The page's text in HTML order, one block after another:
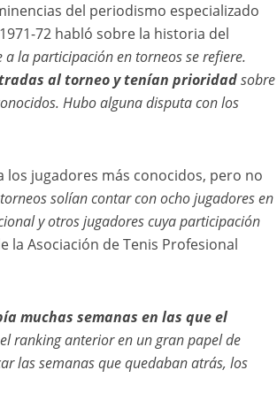
del periodismo especializado
72 habló sobre la historia del
a la participación en torneos se refiere.
al torneo y tenían prioridadsobre
Hubo alguna disputa con los
jugadores más conocidos, pero no
solían contar con ocho jugadores en
y otros jugadores cuya participación
la Asociación de Tenis Profesional
muchas semanas en las que el
ranking anterior en un gran papel de
las semanas que quedaban atrás, los